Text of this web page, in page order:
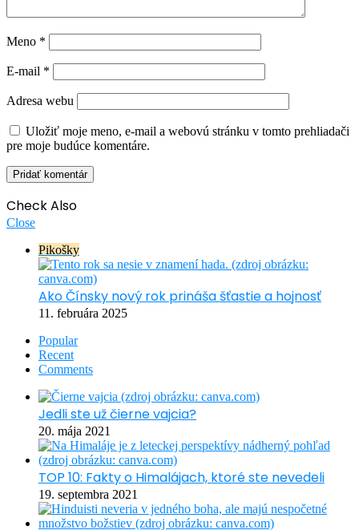
Meno *
E-mail *
Adresa webu
Uložiť moje meno, e-mail a webovú stránku v tomto prehliadači
pre moje budúce komentáre.
Check Also
Close
Pikošky
Ako Čínsky nový rok prináša šťastie a hojnosť
11. februára 2025
Popular
Recent
Comments
Jedli ste už čierne vajcia?
20. mája 2021
TOP 10: Fakty o Himalájach, ktoré ste nevedeli
19. septembra 2021